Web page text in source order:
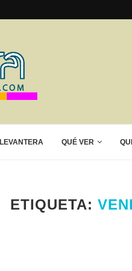
LEVANTERA QUÉ VER
ETIQUETA: